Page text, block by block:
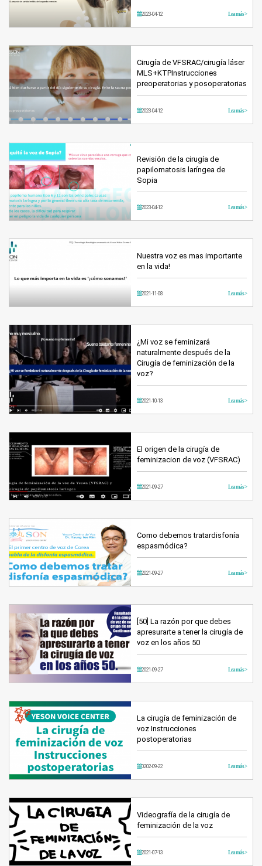
2023-04-12 Lea más >
Cirugía de VFSRAC/cirugía láser
MLS+KTPInstrucciones
preoperatorias y posoperatorias
2023-04-12 Lea más >
Revisión de la cirugía de
papilomatosis laríngea de
Sopia
2023-04-12 Lea más >
Nuestra voz es mas importante
en la vida!
2021-11-08 Lea más >
¿Mi voz se feminizará
naturalmente después de la
Cirugía de feminización de la
voz?
2021-10-13 Lea más >
El origen de la cirugía de
feminizacion de voz (VFSRAC)
2021-09-27 Lea más >
Como debemos tratardisfonía
espasmódica?
2021-09-27 Lea más >
[50] La razón por que debes
apresurarte a tener la cirugía de
voz en los años 50
2021-09-27 Lea más >
La cirugía de feminización de
voz Instrucciones
postoperatorias
0202-09-22 Lea más >
Videografía de la cirugía de
feminización de la voz
2021-07-13 Lea más >